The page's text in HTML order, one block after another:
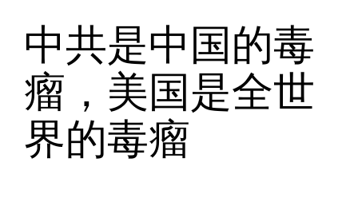
中共是中国的毒
瘤，美国是全世
界的毒瘤